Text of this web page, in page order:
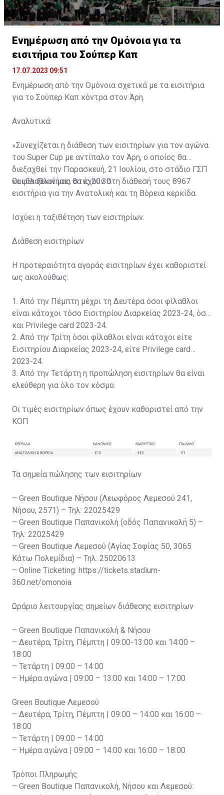
Ενημέρωση από την Ομόνοια για τα
εισιτήρια του Σούπερ Καπ
17.07.2023 09:51
Ενημέρωση από την Ομόνοια σχετικά με τα εισιτήρια
για το Σούπερ Καπ κόντρα στον Άρη.
Αναλυτικά:
«Συνεχίζεται η διάθεση των εισιτηρίων για τον αγώνα
του Super Cup με αντίπαλο τον Άρη, ο οποίος θα
διεξαχθεί την Παρασκευή, 21 Ιουλίου, στο στάδιο ΓΣΠ
και θα ξεκινήσει στις 20:30.
Οι φίλαθλοί μας θα έχουν στη διάθεσή τους 8967
εισιτήρια για την Ανατολική και τη Βόρεια κερκίδα.
Ισχύει η ταξιθέτηση των εισιτηρίων.
Διάθεση εισιτηρίων
Η προτεραιότητα αγοράς εισιτηρίων έχει καθοριστεί
ως ακολούθως:
1. Από την Πέμπτη μέχρι τη Δευτέρα όσοι φίλαθλοι
είναι κάτοχοι τόσο Εισιτηρίου Διαρκείας 2023-24, όσο
και Privilege card 2023-24.
2. Από την Τρίτη όσοι φίλαθλοι είναι κάτοχοι είτε
Εισιτηρίου Διαρκείας 2023-24, είτε Privilege card
2023-24.
3. Από την Τετάρτη η προπώληση εισιτηρίων θα είναι
ελεύθερη για όλο τον κόσμο.
Οι τιμές εισιτηρίων όπως έχουν καθοριστεί από την
ΚΟΠ
Τα σημεία πώλησης των εισιτηρίων
– Green Boutique Νήσου (Λεωφόρος Λεμεσού 241,
Νήσου, 2571) – Τηλ: 22025429
– Green Boutique Παπανικολή (οδός Παπανικολή 5) –
Τηλ: 22025429
– Green Boutique Λεμεσού (Αγίας Σοφίας 50, 3065
Κάτω Πολεμίδια) – Τηλ: 25020613
– Online Ticketing: https://tickets.stadium-
360.net/omonoia
Ωράριο λειτουργίας σημείων διάθεσης εισιτηρίων
– Green Boutique Παπανικολή & Νήσου
– Δευτέρα, Τρίτη, Πέμπτη | 09:00-13:00 και 14:00 –
18:00
– Τετάρτη | 09:00 – 14:00
– Ημέρα αγώνα | 09:00 – 13:00 και 14:00 – 17:00
Green Boutique Λεμεσού
– Δευτέρα, Τρίτη, Πέμπτη | 09:00 – 14:00 και 16:00 –
18:00
– Τετάρτη | 09:00 – 14:00
– Ημέρα αγώνα | 09:00 – 14:00 και 16:00 – 18:00
Τρόποι Πληρωμής
– Green Boutique Παπανικολή, Νήσου και Λεμεσού: